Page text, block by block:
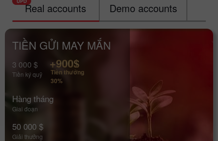
Real accounts Demo accounts
TIỀN GỬI MAY MẮN
3 000 $
Tiền ký quỹ
+900$
Tiền thưởng
30%
Hàng tháng
Giai đoạn
50 000 $
Giải thưởng